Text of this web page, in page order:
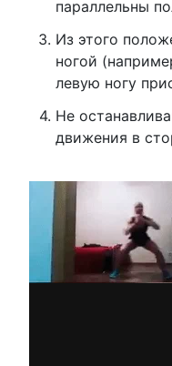
параллельны
Из этого
ногой
левую ногу
Не
движения в